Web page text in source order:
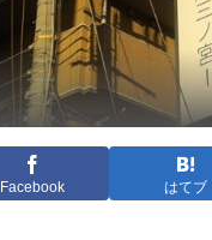
Facebook はてブ